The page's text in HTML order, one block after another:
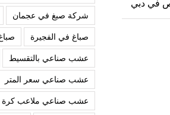
شركة صبغ في عجمان
صباغ في الفجيرة
عشب صناعي بالتقسيط
عشب صناعي سعر المتر
عشب صناعي ملاعب كرة